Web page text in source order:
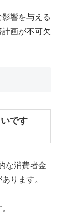
響を与える
画が不可欠
です
な消費者金
ります。